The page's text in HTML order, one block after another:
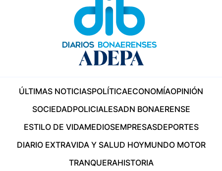
ÚLTIMAS NOTICIASPOLÍTICAECONOMÍAOPINIÓN
SOCIEDADPOLICIALESADN BONAERENSE
ESTILO DE VIDAMEDIOSEMPRESASDEPORTES
DIARIO EXTRAVIDA Y SALUD HOYMUNDO MOTOR
TRANQUERAHISTORIA